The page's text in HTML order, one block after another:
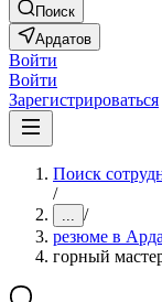
Поиск
Ардатов
Войти
Войти
Зарегистрироваться
Поиск
/
... /
резюме в
горный